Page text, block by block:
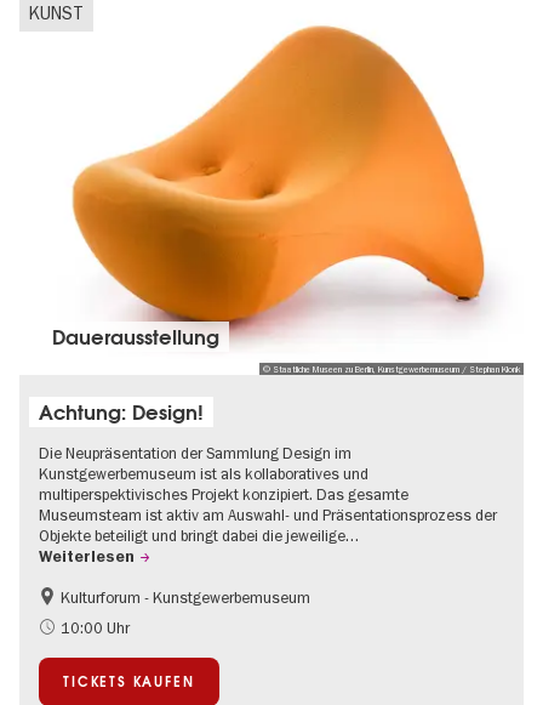
KUNST
© Staatliche Museen zu Berlin, Kunstgewerbemuseum / Stephan Klonk
Dauer­aus­stel­lung
Achtung: Design!
Die Neupräsentation der Sammlung Design im
Kunstgewerbemuseum ist als kollaboratives und
multiperspektivisches Projekt konzipiert. Das gesamte
Museumsteam ist aktiv am Auswahl- und Präsentationsprozess der
Objekte beteiligt und bringt dabei die jeweilige…
Weiterlesen
Mode und Design
Kulturforum - Kunstgewerbemuseum
10:00 Uhr
TICKETS KAUFEN